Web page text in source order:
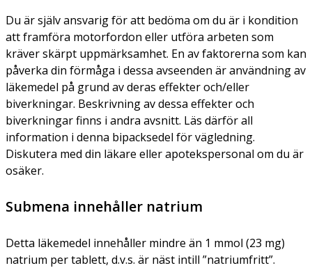
Du är själv ansvarig för att bedöma om du är i kondition
att framföra motorfordon eller utföra arbeten som
kräver skärpt uppmärksamhet. En av faktorerna som kan
påverka din förmåga i dessa avseenden är användning av
läkemedel på grund av deras effekter och/eller
biverkningar. Beskrivning av dessa effekter och
biverkningar finns i andra avsnitt. Läs därför all
information i denna bipacksedel för vägledning.
Diskutera med din läkare eller apotekspersonal om du är
osäker.
Submena innehåller natrium
Detta läkemedel innehåller mindre än 1 mmol (23 mg)
natrium per tablett, d.v.s. är näst intill ”natriumfritt”.